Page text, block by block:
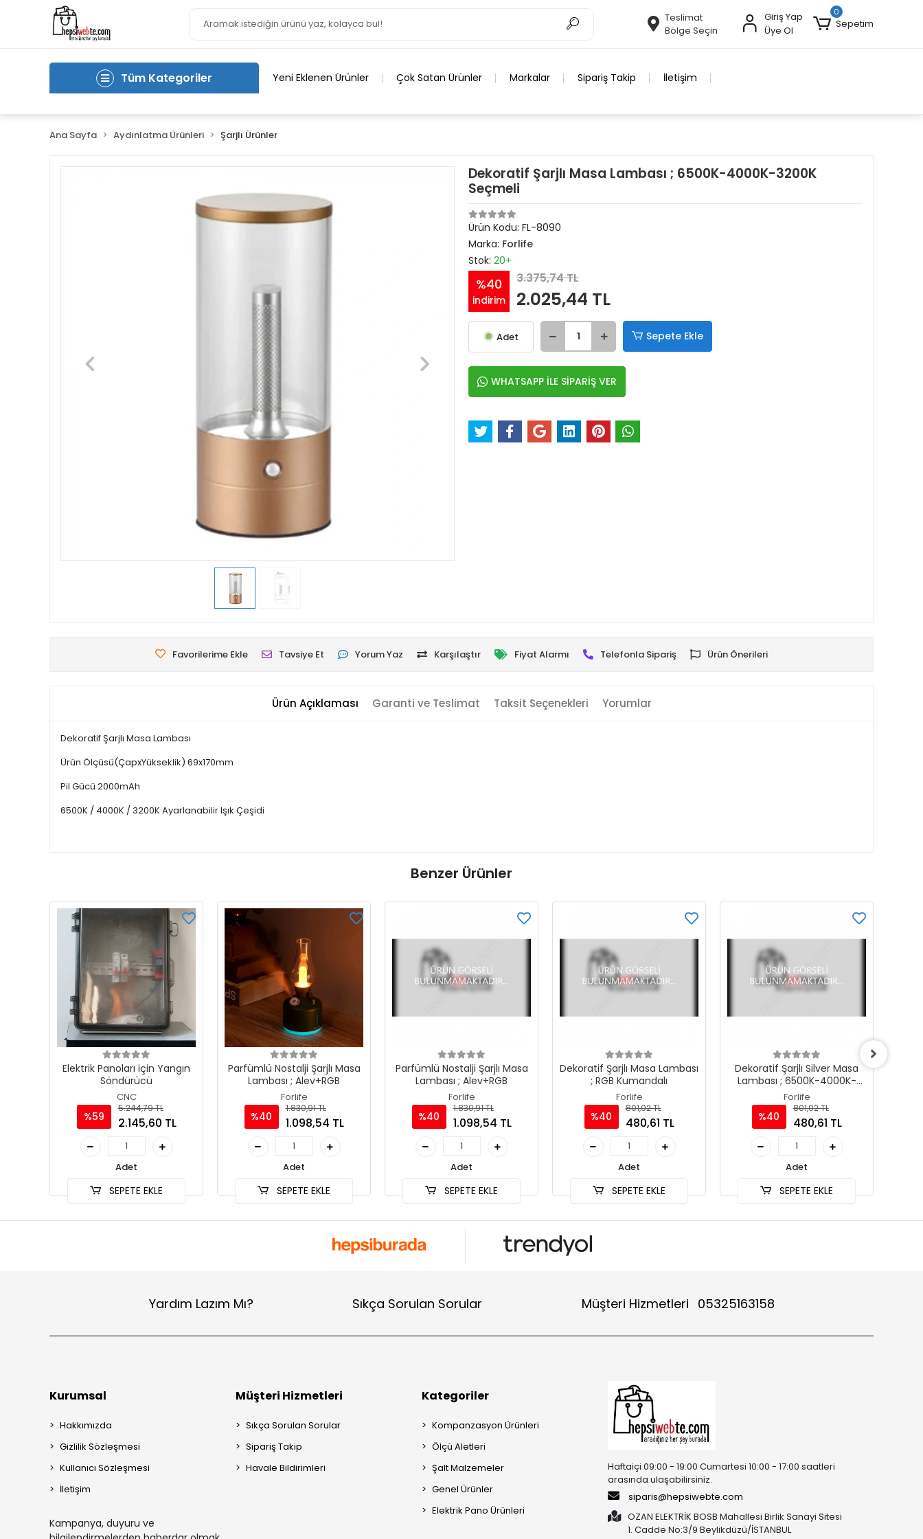
Teslimat
Bölge Seçin
Giriş Yap
Üye Ol
0
Sepetim
Tüm Kategoriler Yeni Eklenen Ürünler Çok Satan Ürünler Markalar Sipariş Takip İletişim
Ana Sayfa Aydınlatma Ürünleri Şarjlı Ürünler
Dekoratif Şarjlı Masa Lambası ; 6500K-4000K-3200K
Seçmeli
Ürün Kodu: FL-8090
Marka: Forlife
Stok: 20+
%40
indirim
3.375,74 TL
2.025,44 TL
Adet Sepete Ekle
WHATSAPP İLE SİPARİŞ VER
Favorilerime Ekle Tavsiye Et Yorum Yaz Karşılaştır Fiyat Alarmı Telefonla Sipariş Ürün Önerileri
Ürün Açıklaması Garanti ve Teslimat Taksit Seçenekleri Yorumlar
Dekoratif Şarjlı Masa Lambası
Ürün Ölçüsü(ÇapxYükseklik) 69x170mm
Pil Gücü 2000mAh
6500K / 4000K / 3200K Ayarlanabilir Işık Çeşidi
Benzer Ürünler
Elektrik Panoları için Yangın
Söndürücü
CNC
%59
5.244,79 TL
2.145,60 TL
Adet
SEPETE EKLE
Parfümlü Nostalji Şarjlı Masa
Lambası ; Alev+RGB
Forlife
%40
1.830,91 TL
1.098,54 TL
Adet
SEPETE EKLE
Parfümlü Nostalji Şarjlı Masa
Lambası ; Alev+RGB
Forlife
%40
1.830,91 TL
1.098,54 TL
Adet
SEPETE EKLE
Dekoratif Şarjlı Masa Lambası
; RGB Kumandalı
Forlife
%40
801,02 TL
480,61 TL
Adet
SEPETE EKLE
Dekoratif Şarjlı Silver Masa
Lambası ; 6500K-4000K-
3200K Seçmeli
Forlife
%40
801,02 TL
480,61 TL
Adet
SEPETE EKLE
Yardım Lazım Mı? Sıkça Sorulan Sorular Müşteri Hizmetleri 05325163158
Kurumsal
Hakkımızda
Gizlilik Sözleşmesi
Kullanıcı Sözleşmesi
İletişim
Kampanya, duyuru ve
Müşteri Hizmetleri
Sıkça Sorulan Sorular
Sipariş Takip
Havale Bildirimleri
Kategoriler
Kompanzasyon Ürünleri
Ölçü Aletleri
Şalt Malzemeler
Genel Ürünler
Elektrik Pano Ürünleri
Haftaiçi 09:00 - 19:00 Cumartesi 10:00 - 17:00 saatleri
arasında ulaşabilirsiniz.
siparis@hepsiwebte.com
OZAN ELEKTRİK BOSB Mahallesi Birlik Sanayi Sitesi
1. Cadde No:3/9 Beylikdüzü/İSTANBUL